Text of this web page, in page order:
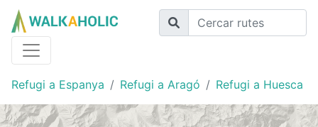
Refugi a Espanya Refugi a Aragó Refugi a Huesca